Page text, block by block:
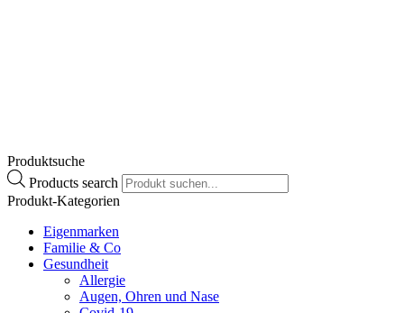
Produktsuche
Products search
Produkt-Kategorien
Eigenmarken
Familie & Co
Gesundheit
Allergie
Augen, Ohren und Nase